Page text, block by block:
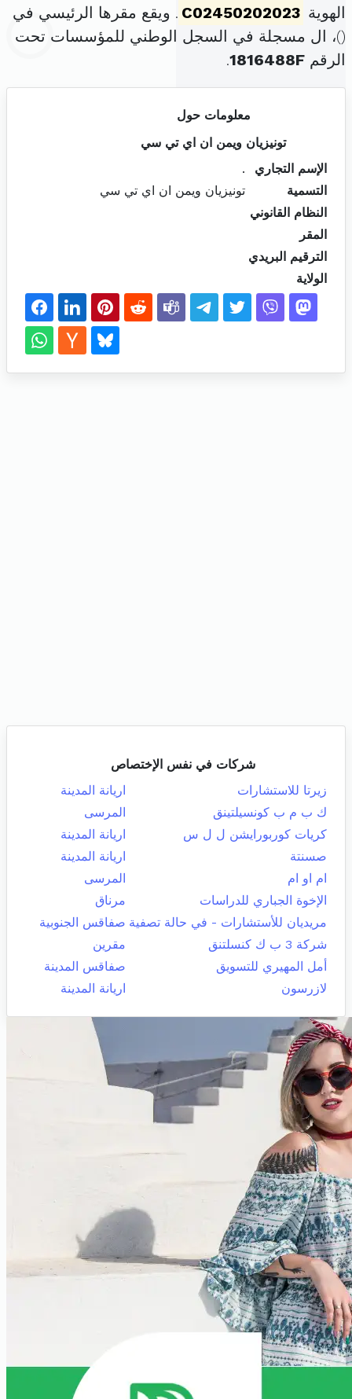
الهوية C02450202023 . ويقع مقرها الرئيسي في
()، ال مسجلة في السجل الوطني للمؤسسات تحت
الرقم 1816488F
.
معلومات حول
تونيزيان ويمن ان اي تي سي
الإسم التجاري
.
التسمية
تونيزيان ويمن ان اي تي سي
النظام القانوني
المقر
الترقيم البريدي
الولاية
شركات في نفس الإختصاص
زيرتا للاستشارات
اريانة المدينة
ك ب م ب كونسيلتينق
المرسى
كريات كوربورايشن ل ل س
اريانة المدينة
صسنتة
اريانة المدينة
ام او ام
المرسى
الإخوة الجباري للدراسات
مرناق
مريديان للأستشارات - في حالة تصفية صفاقس الجنوبية
شركة 3 ب ك كنسلتنق
مقرين
أمل المهيري للتسويق
صفاقس المدينة
لازرسون
اريانة المدينة